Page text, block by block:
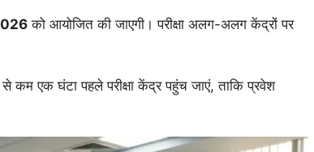
को आयोजित की जाएगी। परीक्षा अलग-अलग केंद्रों पर
से कम एक घंटा पहले परीक्षा केंद्र पहुंच जाएं, ताकि प्रवेश